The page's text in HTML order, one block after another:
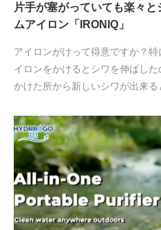
片手が塞がっていても楽々
ムアイロン「IRONIQ」
アイロンがけって得意ですか？
イロンをかけるとシワを伸ばし
かけた所から新しいシワが出来る